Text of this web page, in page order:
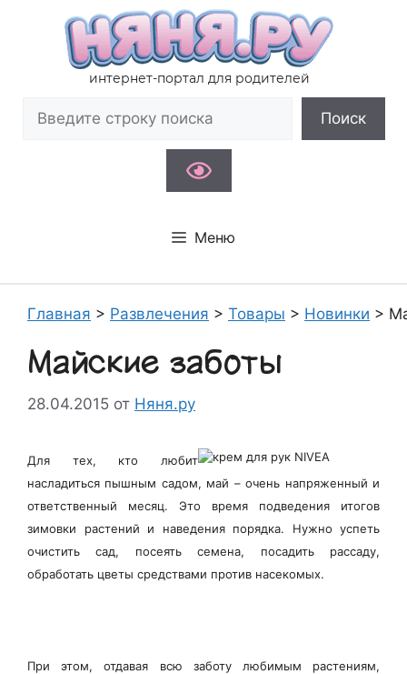
содержимому
интернет-портал для родителей
Поиск
Меню
Главная > Развлечения > Товары > Новинки >
Майские заботы
28.04.2015 от Няня.ру
Для тех, кто любит
насладиться пышным садом, май – очень напряженный и
ответственный месяц. Это время подведения итогов
зимовки растений и наведения порядка. Нужно успеть
очистить сад, посеять семена, посадить рассаду,
обработать цветы средствами против насекомых.
При этом, отдавая всю заботу любимым растениям,